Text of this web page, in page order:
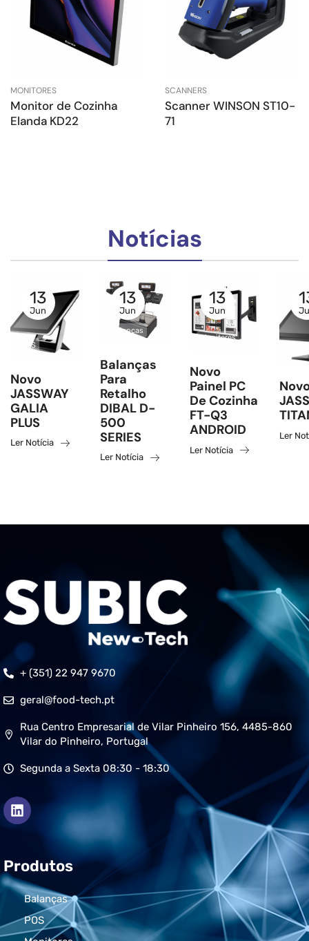
MONITORES
Monitor de Cozinha
Elanda KD22
SCANNERS
Scanner WINSON ST10-
71
Notícias
13
Jun
POS
Novo
JASSWAY
GALIA
PLUS
Ler Notícia
13
Jun
Balanças
Balanças
Para
Retalho
DIBAL D-
500
SERIES
Ler Notícia
13
Jun
Monitores
Novo
Painel PC
De Cozinha
FT-Q3
ANDROID
Ler Notícia
Ler
+ (351) 22 947 9670
geral@food-tech.pt
Rua Centro Empresarial de Vilar Pinheiro 156, 4485-860
Vilar do Pinheiro, Portugal
Segunda a Sexta 08:30 - 18:30
Produtos
Balanças
POS